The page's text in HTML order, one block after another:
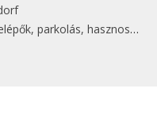
parkolás, hasznos infók